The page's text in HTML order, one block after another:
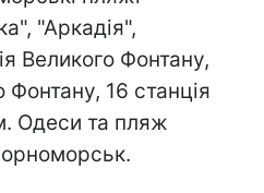
"Аркадія",
Великого Фонтану,
Фонтану, 16 станція
Одеси та пляж